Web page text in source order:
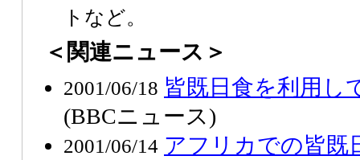
トなど。
＜関連ニュース＞
2001/06/18 皆既日食を利用し
(BBCニュース)
2001/06/14 アフリカでの皆既